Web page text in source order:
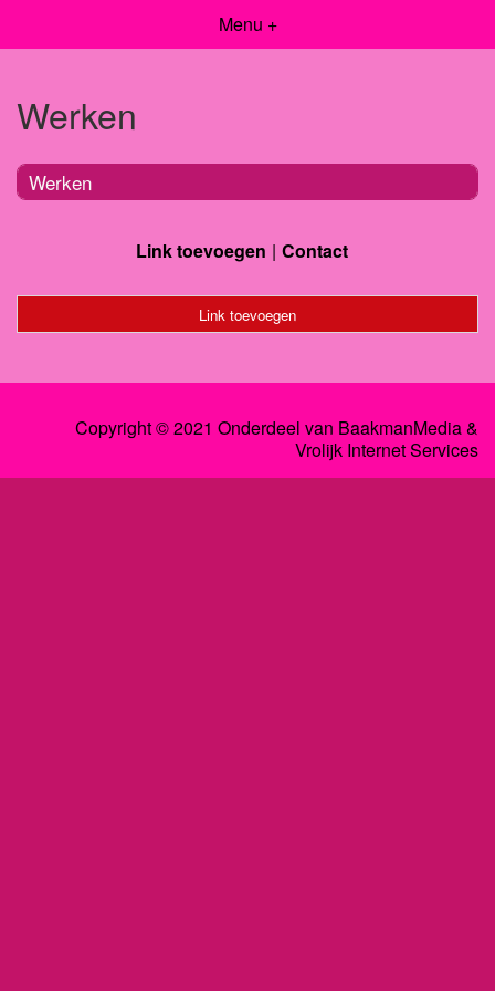
Menu +
Werken
Werken
Link toevoegen Contact
Link toevoegen
Copyright © 2021 Onderdeel van BaakmanMedia&
Vrolijk Internet Services